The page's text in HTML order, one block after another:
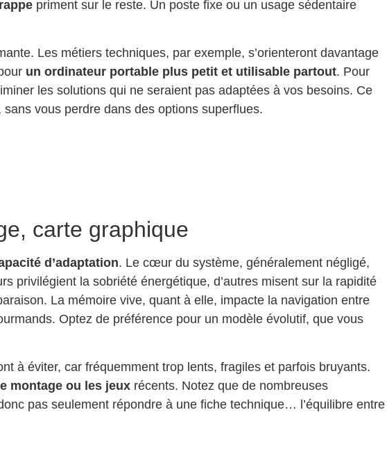
priment sur le reste. Un poste fixe ou un usage sédentaire
Les métiers techniques, par exemple, s’orienteront davantage
un ordinateur portable plus petit et utilisable partout. Pour
les solutions qui ne seraient pas adaptées à vos besoins. Ce
vous perdre dans des options superflues.
carte graphique
d’adaptation. Le cœur du système, généralement négligé,
privilégient la sobriété énergétique, d’autres misent sur la rapidité
La mémoire vive, quant à elle, impacte la navigation entre
Optez de préférence pour un modèle évolutif, que vous
à éviter, car fréquemment trop lents, fragiles et parfois bruyants.
montage ou les jeux récents. Notez que de nombreuses
pas seulement répondre à une fiche technique… l’équilibre entre